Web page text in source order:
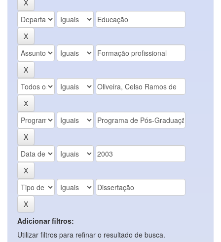
Adicionar filtros:
Utilizar filtros para refinar o resultado de busca.